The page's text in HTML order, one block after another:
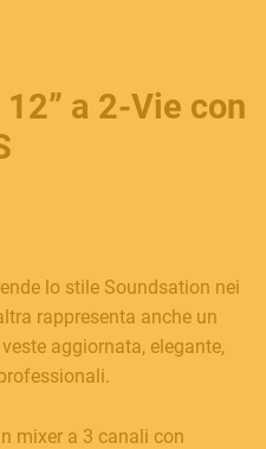
a 2-Vie con
lo stile Soundsation nei
rappresenta anche un
aggiornata, elegante,
mixer a 3 canali con